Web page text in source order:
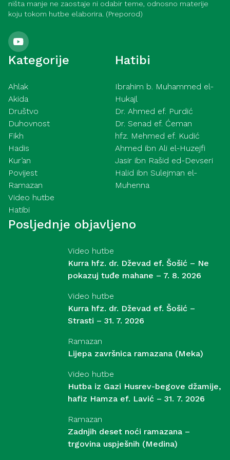
ništa manje ne zaostaje ni odabir teme, odnosno materije
koju tokom hutbe elaborira. (Preporod)
Kategorije
Ahlak
Akida
Društvo
Duhovnost
Fikh
Hadis
Kur’an
Povijest
Ramazan
Video hutbe
Hatibi
Hatibi
Ibrahim b. Muhammed el-
Hukajl
Dr. Ahmed ef. Purdić
Dr. Senad ef. Ćeman
hfz. Mehmed ef. Kudić
Ahmed ibn Ali el-Huzejfi
Jasir ibn Rašid ed-Devseri
Halid ibn Sulejman el-
Muhenna
Posljednje objavljeno
Video hutbe
Kurra hfz. dr. Dževad ef. Šošić – Ne
pokazuj tuđe mahane – 7. 8. 2026
Video hutbe
Kurra hfz. dr. Dževad ef. Šošić –
Strasti – 31. 7. 2026
Ramazan
Lijepa završnica ramazana (Meka)
Video hutbe
Hutba iz Gazi Husrev-begove džamije,
hafiz Hamza ef. Lavić – 31. 7. 2026
Ramazan
Zadnjih deset noći ramazana –
trgovina uspješnih (Medina)